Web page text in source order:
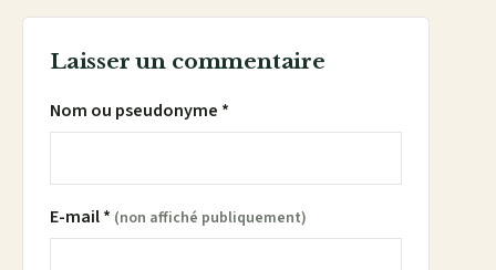
Laisser un commentaire
Nom ou pseudonyme *
E-mail * (non affiché publiquement)